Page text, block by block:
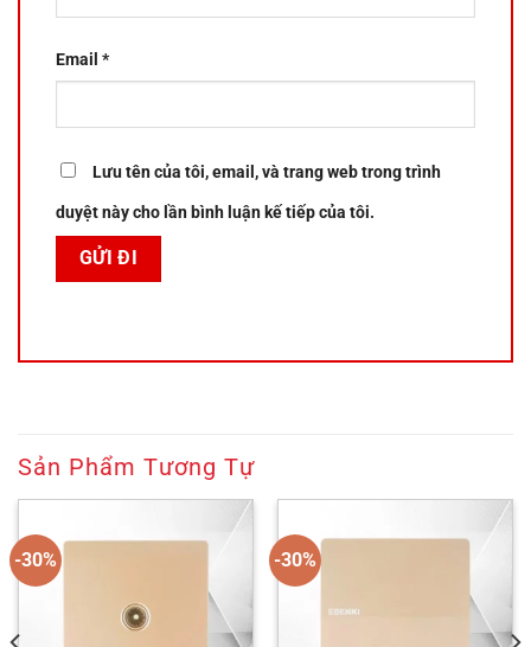
Email *
Lưu tên của tôi, email, và trang web trong trình
duyệt này cho lần bình luận kế tiếp của tôi.
Sản Phẩm Tương Tự
-30% -30%